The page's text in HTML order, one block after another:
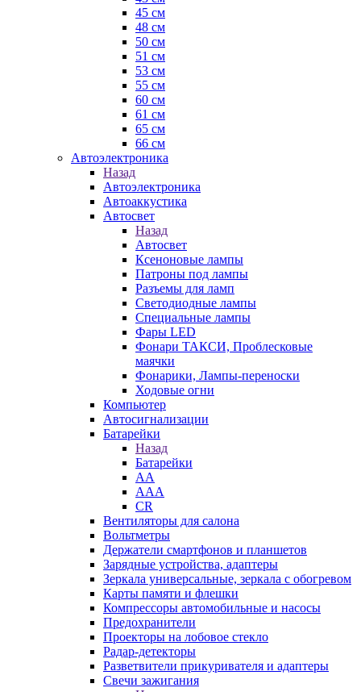
45 см
48 см
50 см
51 см
53 см
55 см
60 см
61 см
65 см
66 см
Автоэлектроника
Назад
Автоэлектроника
Автоаккустика
Автосвет
Назад
Автосвет
Ксеноновые лампы
Патроны под лампы
Разъемы для ламп
Светодиодные лампы
Специальные лампы
Фары LED
Фонари ТАКСИ, Проблесковые
маячки
Фонарики, Лампы-переноски
Ходовые огни
Компьютер
Автосигнализации
Батарейки
Назад
Батарейки
AA
AAA
CR
Вентиляторы для салона
Вольтметры
Держатели смартфонов и планшетов
Зарядные устройства, адаптеры
Зеркала универсальные, зеркала с обогревом
Карты памяти и флешки
Компрессоры автомобильные и насосы
Предохранители
Проекторы на лобовое стекло
Радар-детекторы
Разветвители прикуривателя и адаптеры
Свечи зажигания